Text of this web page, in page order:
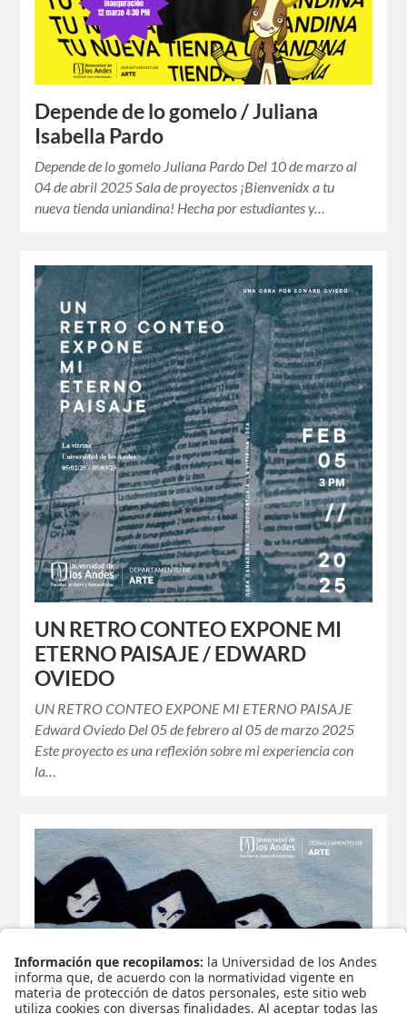
Depende de lo gomelo / Juliana
Isabella Pardo
Depende de lo gomelo Juliana Pardo Del 10 de marzo al
04 de abril 2025 Sala de proyectos ¡Bienvenidx a tu
nueva tienda uniandina! Hecha por estudiantes y…
UN RETRO CONTEO EXPONE MI
ETERNO PAISAJE / EDWARD
OVIEDO
UN RETRO CONTEO EXPONE MI ETERNO PAISAJE
Edward Oviedo Del 05 de febrero al 05 de marzo 2025
Este proyecto es una reflexión sobre mi experiencia con
la…